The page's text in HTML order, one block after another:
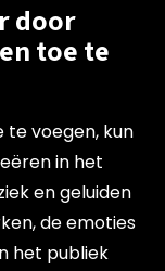
door
toe te
te voegen, kun
in het
en geluiden
de emoties
het publiek